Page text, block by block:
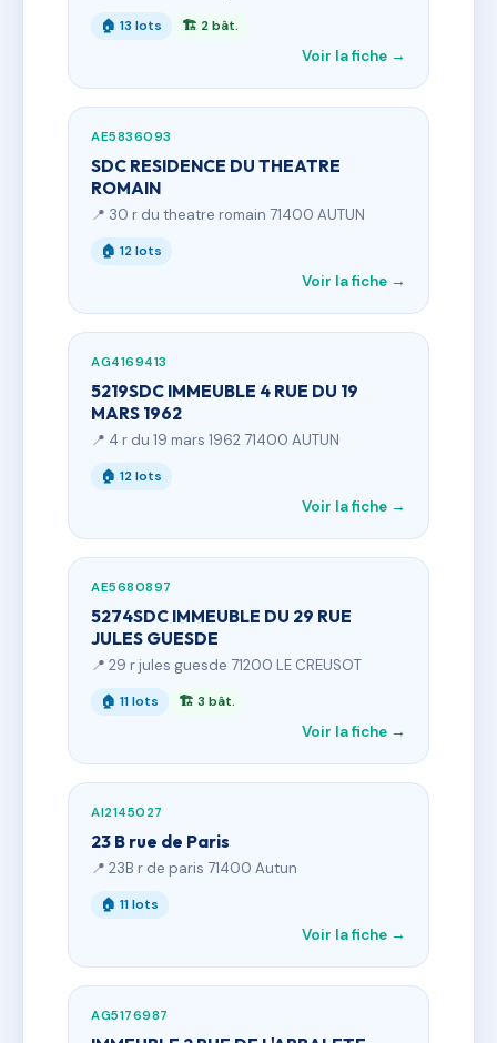
🏠 13 lots 🏗 2 bât.
Voir la fiche →
AE5836093
SDC RESIDENCE DU THEATRE
ROMAIN
📍 30 r du theatre romain 71400 AUTUN
🏠 12 lots
Voir la fiche →
AG4169413
5219SDC IMMEUBLE 4 RUE DU 19
MARS 1962
📍 4 r du 19 mars 1962 71400 AUTUN
🏠 12 lots
Voir la fiche →
AE5680897
5274SDC IMMEUBLE DU 29 RUE
JULES GUESDE
📍 29 r jules guesde 71200 LE CREUSOT
🏠 11 lots 🏗 3 bât.
Voir la fiche →
AI2145027
23 B rue de Paris
📍 23B r de paris 71400 Autun
🏠 11 lots
Voir la fiche →
AG5176987